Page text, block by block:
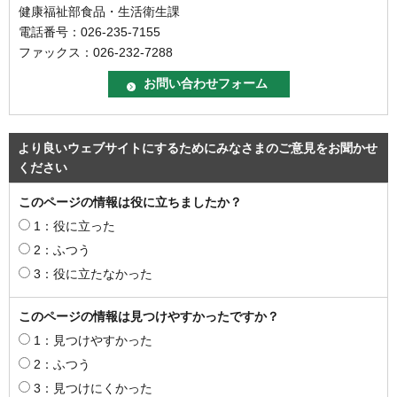
健康福祉部食品・生活衛生課
電話番号：026-235-7155
ファックス：026-232-7288
より良いウェブサイトにするためにみなさまのご意見をお聞かせ
ください
このページの情報は役に立ちましたか？
1：役に立った
2：ふつう
3：役に立たなかった
このページの情報は見つけやすかったですか？
1：見つけやすかった
2：ふつう
3：見つけにくかった